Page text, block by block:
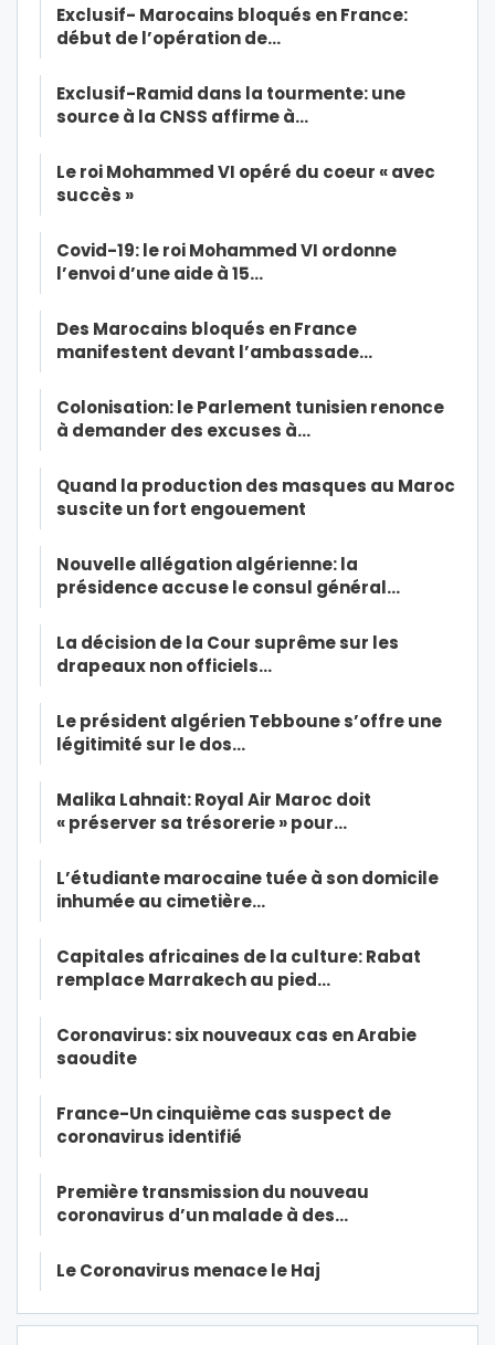
Exclusif- Marocains bloqués en France:
début de l’opération de…
Exclusif-Ramid dans la tourmente: une
source à la CNSS affirme à…
Le roi Mohammed VI opéré du coeur « avec
succès »
Covid-19: le roi Mohammed VI ordonne
l’envoi d’une aide à 15…
Des Marocains bloqués en France
manifestent devant l’ambassade…
Colonisation: le Parlement tunisien renonce
à demander des excuses à…
Quand la production des masques au Maroc
suscite un fort engouement
Nouvelle allégation algérienne: la
présidence accuse le consul général…
La décision de la Cour suprême sur les
drapeaux non officiels…
Le président algérien Tebboune s’offre une
légitimité sur le dos…
Malika Lahnait: Royal Air Maroc doit
« préserver sa trésorerie » pour…
L’étudiante marocaine tuée à son domicile
inhumée au cimetière…
Capitales africaines de la culture: Rabat
remplace Marrakech au pied…
Coronavirus: six nouveaux cas en Arabie
saoudite
France-Un cinquième cas suspect de
coronavirus identifié
Première transmission du nouveau
coronavirus d’un malade à des…
Le Coronavirus menace le Haj